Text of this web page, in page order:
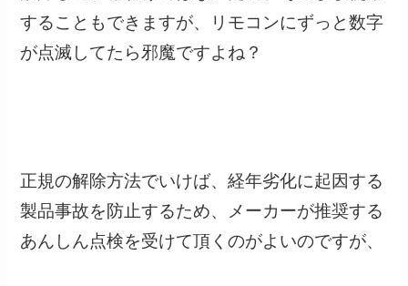
することもできますが、リモコンにずっと数字
が点滅してたら邪魔ですよね？
正規の解除方法でいけば、経年劣化に起因する
製品事故を防止するため、メーカーが推奨する
あんしん点検を受けて頂くのがよいのですが、